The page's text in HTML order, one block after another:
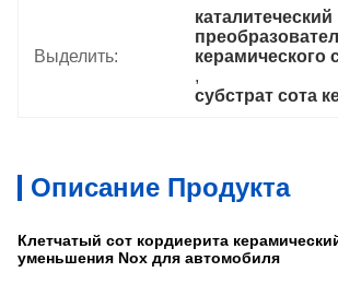
Выделить:
каталитеческий
керамического
,
субстрат сота
Описание Продукта
Клетчатый сот кордиерита
уменьшения Nox для автомобиля